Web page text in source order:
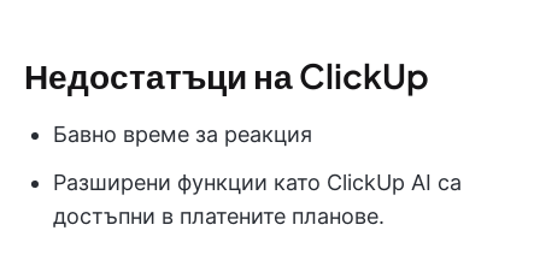
Недостатъци на ClickUp
Бавно време за реакция
Разширени функции като ClickUp AI са
достъпни в платените планове.